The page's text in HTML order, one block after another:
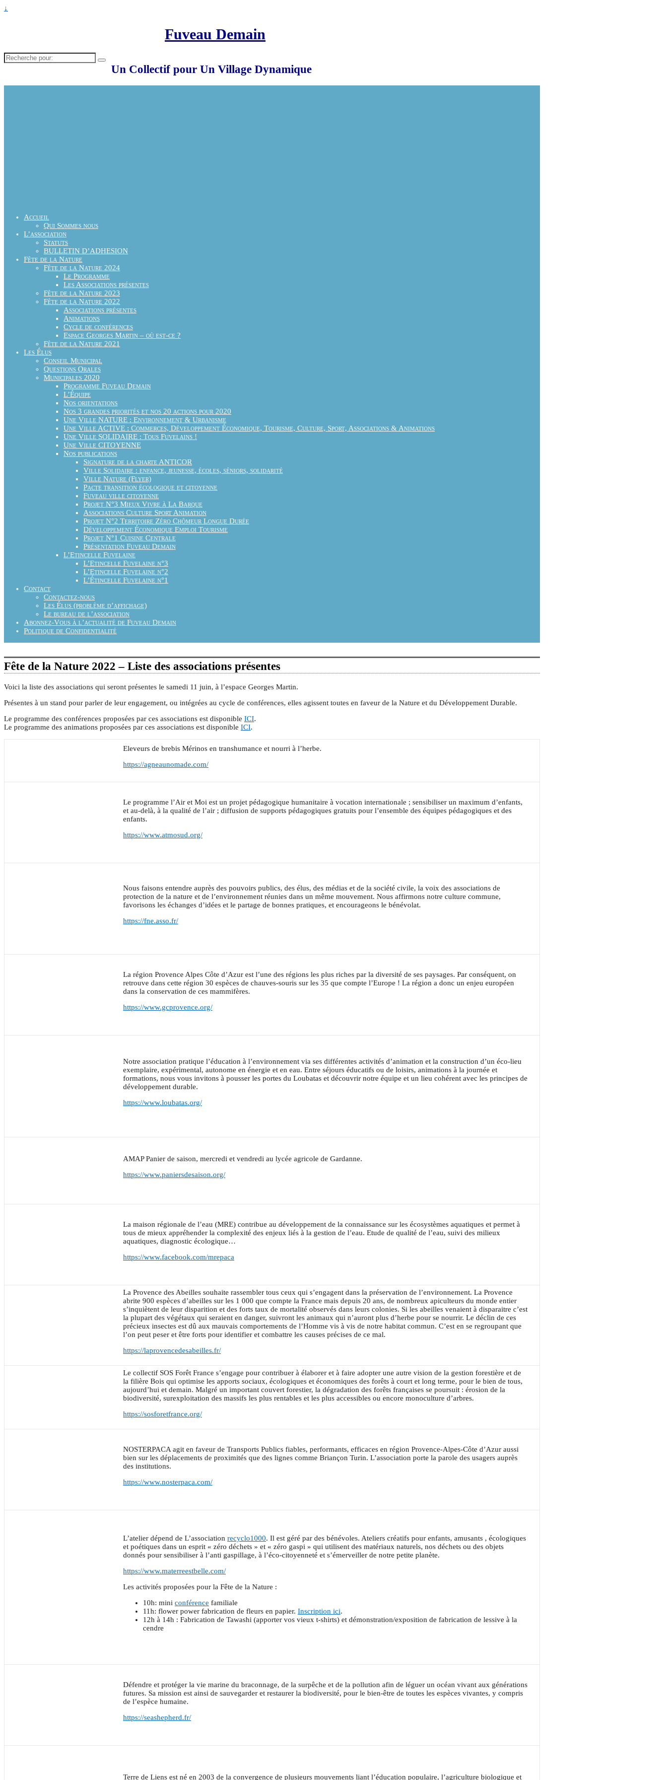
↓
Fuveau Demain
Recherche
pour:
Un Collectif pour Un Village Dynamique
Accueil
Qui Sommes nous
L’association
Statuts
BULLETIN D’ADHESION
Fête de la Nature
Fête de la Nature 2024
Le Programme
Les Associations présentes
Fête de la Nature 2023
Fête de la Nature 2022
Associations présentes
Animations
Cycle de conférences
Espace Georges Martin – où est-ce ?
Fête de la Nature 2021
Les Élus
Conseil Municipal
Questions Orales
Municipales 2020
Programme Fuveau Demain
L’Équipe
Nos orientations
Nos 3 grandes priorités et nos 20 actions pour 2020
Une Ville NATURE : Environnement & Urbanisme
Une Ville ACTIVE : Commerces, Développement Économique, Tourisme, Culture, Sport, Associations & Animations
Une Ville SOLIDAIRE : Tous Fuvelains !
Une Ville CITOYENNE
Nos publications
Signature de la charte ANTICOR
Ville Solidaire : enfance, jeunesse, écoles, séniors, solidarité
Ville Nature (Flyer)
Pacte transition écologique et citoyenne
Fuveau ville citoyenne
Projet N°3 Mieux Vivre à La Barque
Associations Culture Sport Animation
Projet N°2 Territoire Zéro Chômeur Longue Durée
Développement Économique Emploi Tourisme
Projet N°1 Cuisine Centrale
Présentation Fuveau Demain
L’Etincelle Fuvelaine
L’Etincelle Fuvelaine n°3
L’Etincelle Fuvelaine n°2
L’Étincelle Fuvelaine n°1
Contact
Contactez-nous
Les Élus (problème d’affichage)
Le bureau de l’association
Abonnez-Vous à l’actualité de Fuveau Demain
Politique de Confidentialité
Fête de la Nature 2022 – Liste des associations présentes
Voici la liste des associations qui seront présentes le samedi 11 juin, à l’espace Georges Martin.
Présentes à un stand pour parler de leur engagement, ou intégrées au cycle de conférences, elles agissent toutes en faveur de la Nature et du Développement Durable.
Le programme des conférences proposées par ces associations est disponible ICI.
Le programme des animations proposées par ces associations est disponible ICI.
Eleveurs de brebis Mérinos en transhumance et nourri à l’herbe.
https://agneaunomade.com/
Le programme l’Air et Moi est un projet pédagogique humanitaire à vocation internationale ; sensibiliser un maximum d’enfants,
et au-delà, à la qualité de l’air ; diffusion de supports pédagogiques gratuits pour l’ensemble des équipes pédagogiques et des
enfants.
https://www.atmosud.org/
Nous faisons entendre auprès des pouvoirs publics, des élus, des médias et de la société civile, la voix des associations de
protection de la nature et de l’environnement réunies dans un même mouvement. Nous affirmons notre culture commune,
favorisons les échanges d’idées et le partage de bonnes pratiques, et encourageons le bénévolat.
https://fne.asso.fr/
La région Provence Alpes Côte d’Azur est l’une des régions les plus riches par la diversité de ses paysages. Par conséquent, on
retrouve dans cette région 30 espèces de chauves-souris sur les 35 que compte l’Europe ! La région a donc un enjeu européen
dans la conservation de ces mammifères.
https://www.gcprovence.org/
Notre association pratique l’éducation à l’environnement via ses différentes activités d’animation et la construction d’un éco-lieu
exemplaire, expérimental, autonome en énergie et en eau. Entre séjours éducatifs ou de loisirs, animations à la journée et
formations, nous vous invitons à pousser les portes du Loubatas et découvrir notre équipe et un lieu cohérent avec les principes de
développement durable.
https://www.loubatas.org/
AMAP Panier de saison, mercredi et vendredi au lycée agricole de Gardanne.
https://www.paniersdesaison.org/
La maison régionale de l’eau (MRE) contribue au développement de la connaissance sur les écosystèmes aquatiques et permet à
tous de mieux appréhender la complexité des enjeux liés à la gestion de l’eau. Etude de qualité de l’eau, suivi des milieux
aquatiques, diagnostic écologique…
https://www.facebook.com/mrepaca
La Provence des Abeilles souhaite rassembler tous ceux qui s’engagent dans la préservation de l’environnement. La Provence
abrite 900 espèces d’abeilles sur les 1 000 que compte la France mais depuis 20 ans, de nombreux apiculteurs du monde entier
s’inquiètent de leur disparition et des forts taux de mortalité observés dans leurs colonies. Si les abeilles venaient à disparaitre c’est
la plupart des végétaux qui seraient en danger, suivront les animaux qui n’auront plus d’herbe pour se nourrir. Le déclin de ces
précieux insectes est dû aux mauvais comportements de l’Homme vis à vis de notre habitat commun. C’est en se regroupant que
l’on peut peser et être forts pour identifier et combattre les causes précises de ce mal.
https://laprovencedesabeilles.fr/
Le collectif SOS Forêt France s’engage pour contribuer à élaborer et à faire adopter une autre vision de la gestion forestière et de
la filière Bois qui optimise les apports sociaux, écologiques et économiques des forêts à court et long terme, pour le bien de tous,
aujourd’hui et demain. Malgré un important couvert forestier, la dégradation des forêts françaises se poursuit : érosion de la
biodiversité, surexploitation des massifs les plus rentables et les plus accessibles ou encore monoculture d’arbres.
https://sosforetfrance.org/
NOSTERPACA agit en faveur de Transports Publics fiables, performants, efficaces en région Provence-Alpes-Côte d’Azur aussi
bien sur les déplacements de proximités que des lignes comme Briançon Turin. L’association porte la parole des usagers auprès
des institutions.
https://www.nosterpaca.com/
L’atelier dépend de L’association recyclo1000. Il est géré par des bénévoles. Ateliers créatifs pour enfants, amusants , écologiques
et poétiques dans un esprit « zéro déchets » et « zéro gaspi » qui utilisent des matériaux naturels, nos déchets ou des objets
donnés pour sensibiliser à l’anti gaspillage, à l’éco-citoyenneté et s’émerveiller de notre petite planète.
https://www.materreestbelle.com/
Les activités proposées pour la Fête de la Nature :
10h: mini conférence familiale
11h: flower power fabrication de fleurs en papier. Inscription ici.
12h à 14h : Fabrication de Tawashi (apporter vos vieux t-shirts) et démonstration/exposition de fabrication de lessive à la
cendre
Défendre et protéger la vie marine du braconnage, de la surpêche et de la pollution afin de léguer un océan vivant aux générations
futures. Sa mission est ainsi de sauvegarder et restaurer la biodiversité, pour le bien-être de toutes les espèces vivantes, y compris
de l’espèce humaine.
https://seashepherd.fr/
Terre de Liens est né en 2003 de la convergence de plusieurs mouvements liant l’éducation populaire, l’agriculture biologique et